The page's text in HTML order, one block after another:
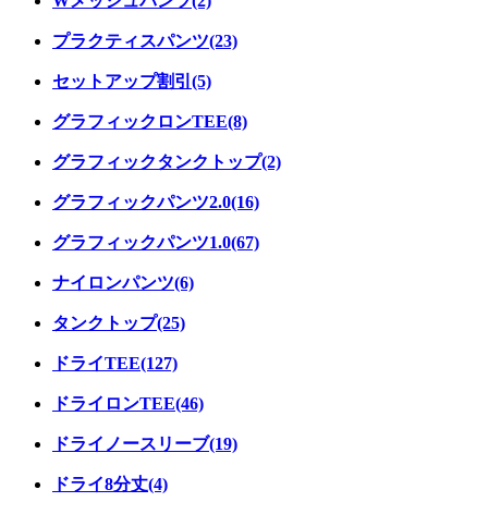
プラクティスパンツ(23)
セットアップ割引(5)
グラフィックロンTEE(8)
グラフィックタンクトップ(2)
グラフィックパンツ2.0(16)
グラフィックパンツ1.0(67)
ナイロンパンツ(6)
タンクトップ(25)
ドライTEE(127)
ドライロンTEE(46)
ドライノースリーブ(19)
ドライ8分丈(4)